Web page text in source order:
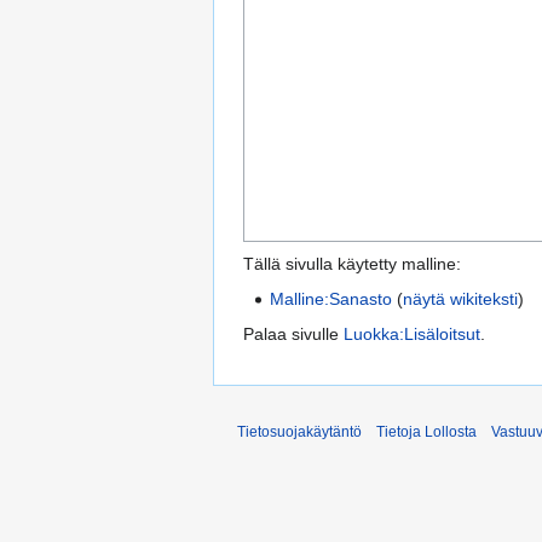
Tällä sivulla käytetty malline:
Malline:Sanasto (näytä wikiteksti)
Palaa sivulle Luokka:Lisäloitsut
Tietosuojakäytäntö Tietoja Lollosta